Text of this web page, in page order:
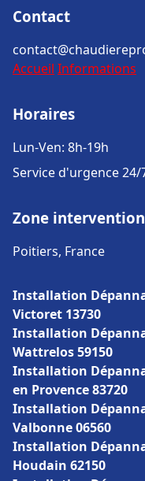
Contact
Accueil Informations
Horaires
Lun-Ven: 8h-19h
Service d'urgence 24/
Zone intervention
Poitiers, France
Installation
Victoret 13730
Installation
Wattrelos 59150
Installation
en Provence 83720
Installation
Valbonne 06560
Installation
Houdain 62150